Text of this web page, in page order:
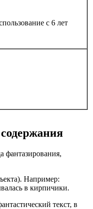
с 6 лет
фантазирования,
Например:
в кирпичики.
текст, в